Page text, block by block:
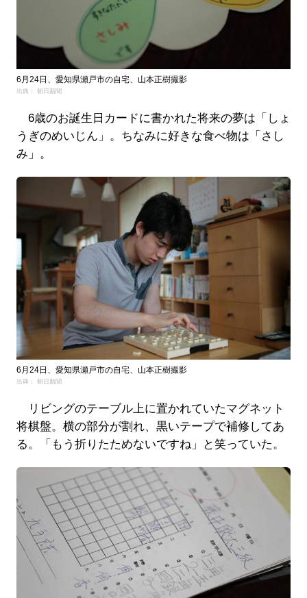
6月24日、愛知県瀬戸市の自宅、山本正樹撮影
出典： 朝日新聞
6歳のお誕生日カードに書かれた将来の夢は「しょ
うぎのめいじん」。ちなみに好きな食べ物は「さし
み」。
6月24日、愛知県瀬戸市の自宅、山本正樹撮影
出典： 朝日新聞
リビングのテーブル上に置かれていたマグネット
将棋盤。横の部分が割れ、黒いテープで補修してあ
る。「もう折りたためないですね」と笑っていた。